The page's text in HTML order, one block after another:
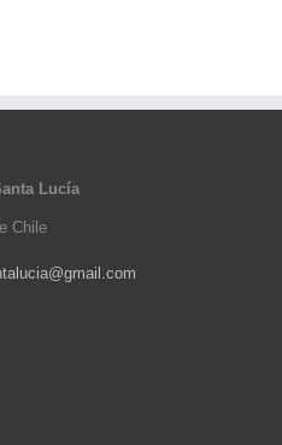
Lucía
Chile